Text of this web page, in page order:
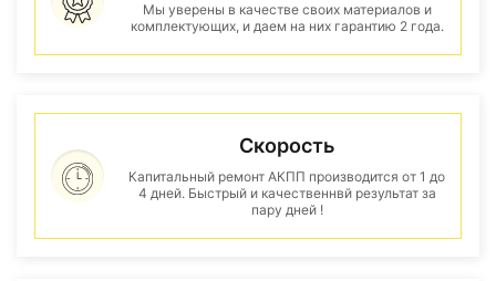
Мы уверены в качестве своих материалов и
комплектующих, и даем на них гарантию 2 года.
Скорость
Капитальный ремонт АКПП производится от 1 до
4 дней. Быстрый и качественнвй результат за
пару дней !